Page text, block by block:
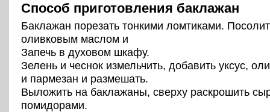
Способ приготовления баклажан
Баклажан порезать тонкими ломтиками.
оливковым маслом и
Запечь в духовом шкафу.
Зелень и чеснок измельчить, добавить уксус,
и пармезан и размешать.
Выложить на баклажаны, сверху раскрошить
помидорами.